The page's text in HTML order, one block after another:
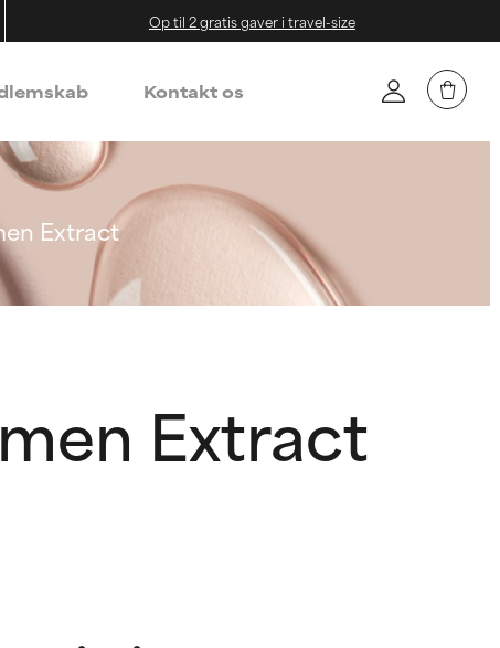
Op til 2 gratis gaver i travel-size
Kontakt os
Extract
Extract